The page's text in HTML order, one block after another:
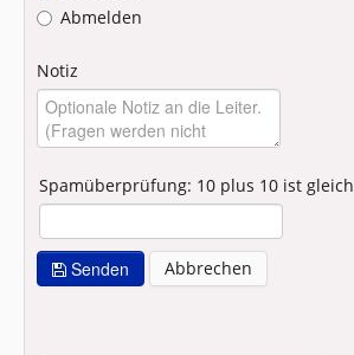
Abmelden
Notiz
Spamüberprüfung: 10 plus 10 ist gleich
Senden Abbrechen